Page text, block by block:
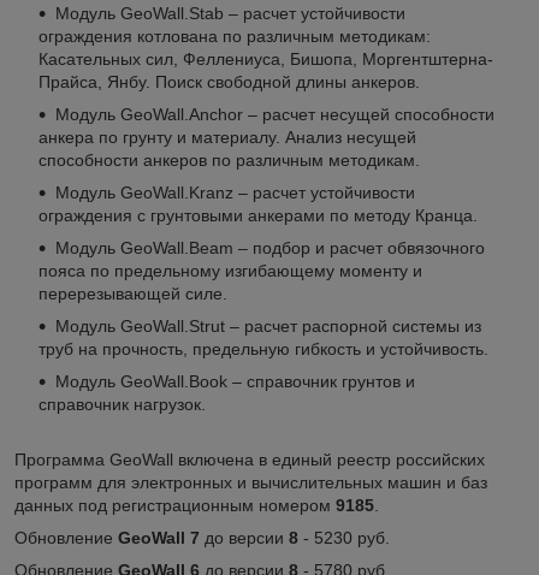
Модуль GeoWall.Stab – расчет устойчивости
ограждения котлована по различным методикам:
Касательных сил, Феллениуса, Бишопа, Моргентштерна-
Прайса, Янбу. Поиск свободной длины анкеров.
Модуль GeoWall.Anchor – расчет несущей способности
анкера по грунту и материалу. Анализ несущей
способности анкеров по различным методикам.
Модуль GeoWall.Kranz – расчет устойчивости
ограждения с грунтовыми анкерами по методу Кранца.
Модуль GeoWall.Beam – подбор и расчет обвязочного
пояса по предельному изгибающему моменту и
перерезывающей силе.
Модуль GeoWall.Strut – расчет распорной системы из
труб на прочность, предельную гибкость и устойчивость.
Модуль GeoWall.Book – справочник грунтов и
справочник нагрузок.
Программа GeoWall включена в единый реестр российских
программ для электронных и вычислительных машин и баз
данных под регистрационным номером 9185
Обновление GeoWall 7 до версии 8 - 5230 руб.
Обновление GeoWall 6 до версии 8 - 5780 руб.